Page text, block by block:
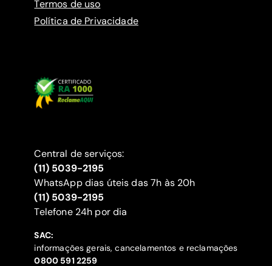
Termos de uso
Política de Privacidade
Central de serviços:
(11) 5039-2195
WhatsApp dias úteis das 7h às 20h
(11) 5039-2195
‍Telefone 24h por dia
SAC:
informações gerais, cancelamentos e reclamações
‍0800 591 2259